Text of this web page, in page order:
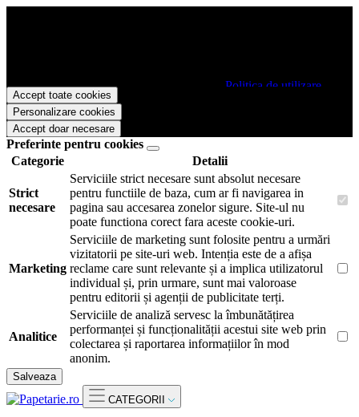
Papetarie.ro este necesar sa fiti de acord cu Politica de utilizare
cookie-uri.
Accept toate cookies
Personalizare cookies
Accept doar necesare
Preferinte pentru cookies
Categorie
Detalii
Strict
necesare
Serviciile strict necesare sunt absolut necesare
pentru functiile de baza, cum ar fi navigarea in
pagina sau accesarea zonelor sigure. Site-ul nu
poate functiona corect fara aceste cookie-uri.
Marketing
Serviciile de marketing sunt folosite pentru a urmări
vizitatorii pe site-uri web. Intenția este de a afișa
reclame care sunt relevante și a implica utilizatorul
individual și, prin urmare, sunt mai valoroase
pentru editorii și agenții de publicitate terți.
Analitice
Serviciile de analiză servesc la îmbunătățirea
performanței și funcționalității acestui site web prin
colectarea și raportarea informațiilor în mod
anonim.
Salveaza
CATEGORII